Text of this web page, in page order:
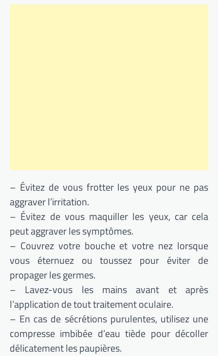
– Évitez de vous frotter les yeux pour ne pas
aggraver l’irritation.
– Évitez de vous maquiller les yeux, car cela
peut aggraver les symptômes.
– Couvrez votre bouche et votre nez lorsque
vous éternuez ou toussez pour éviter de
propager les germes.
– Lavez-vous les mains avant et après
l’application de tout traitement oculaire.
– En cas de sécrétions purulentes, utilisez une
compresse imbibée d’eau tiède pour décoller
délicatement les paupières.